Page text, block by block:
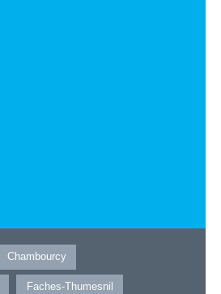
Chambourcy
Faches-Thumesnil